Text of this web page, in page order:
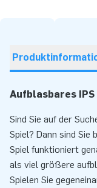
Aufblasbares
Sind Sie auf der
Spiel? Dann sind
Spiel funktioniert
als viel größere
Spielen Sie